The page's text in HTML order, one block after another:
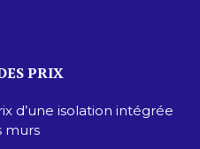
PRIX
d’une isolation intégrée
murs